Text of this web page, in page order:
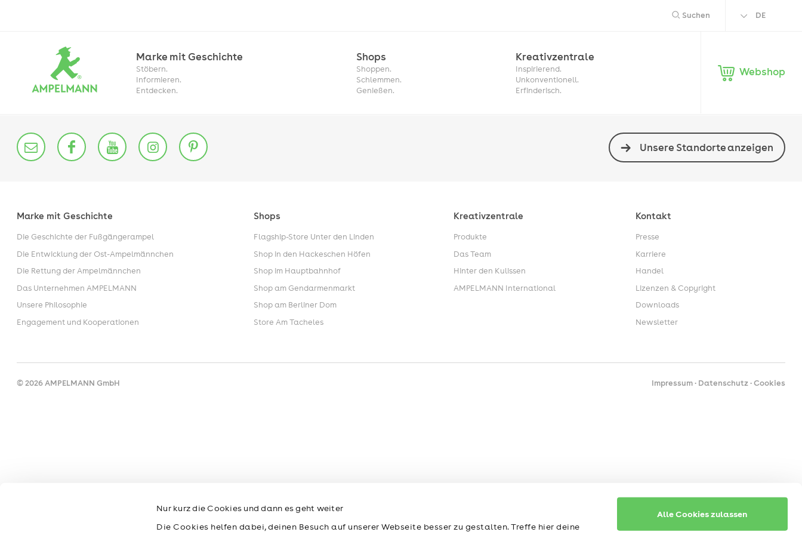
Nur kurz die Cookies und dann es geht weiter
Die Cookies helfen dabei, deinen Besuch auf unserer Webseite besser zu gestalten. Treffe hier deine
Alle Cookies zulassen
Suchen
DE
Marke mit Geschichte
Stöbern.
Informieren.
Entdecken.
Shops
Shoppen.
Schlemmen.
Genießen.
Kreativ­zentrale
Inspirierend.
Unkonventionell.
Erfinderisch.
Webshop
Unsere Standorte anzeigen
Marke mit Geschichte
Die Geschichte der Fußgängerampel
Die Entwicklung der Ost-Ampelmännchen
Die Rettung der Ampelmännchen
Das Unternehmen AMPELMANN
Unsere Philosophie
Engagement und Kooperationen
Shops
Flagship-Store Unter den Linden
Shop in den Hackeschen Höfen
Shop im Hauptbahnhof
Shop am Gendarmenmarkt
Shop am Berliner Dom
Store Am Tacheles
Kreativzentrale
Produkte
Das Team
Hinter den Kulissen
AMPELMANN International
Kontakt
Presse
Karriere
Handel
Lizenzen & Copyright
Downloads
Newsletter
Impressum Datenschutz Cookies
© 2026 AMPELMANN GmbH